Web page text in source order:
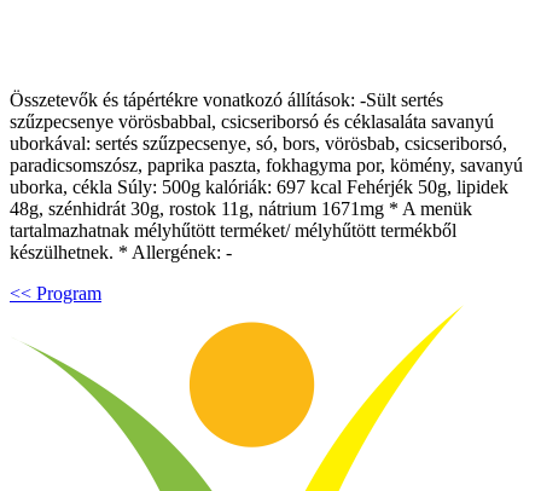
Összetevők és tápértékre vonatkozó állítások: -Sült sertés
szűzpecsenye vörösbabbal, csicseriborsó és céklasaláta savanyú
uborkával: sertés szűzpecsenye, só, bors, vörösbab, csicseriborsó,
paradicsomszósz, paprika paszta, fokhagyma por, kömény, savanyú
uborka, cékla Súly: 500g kalóriák: 697 kcal Fehérjék 50g, lipidek
48g, szénhidrát 30g, rostok 11g, nátrium 1671mg * A menük
tartalmazhatnak mélyhűtött terméket/ mélyhűtött termékből
készülhetnek. * Allergének: -
<< Program